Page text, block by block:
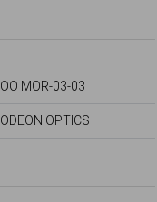
OO MOR-03-03
ODEON OPTICS